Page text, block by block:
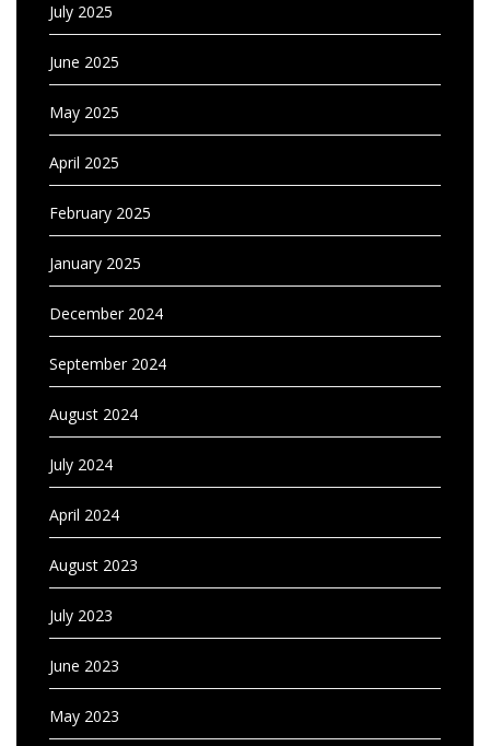
July 2025
June 2025
May 2025
April 2025
February 2025
January 2025
December 2024
September 2024
August 2024
July 2024
April 2024
August 2023
July 2023
June 2023
May 2023